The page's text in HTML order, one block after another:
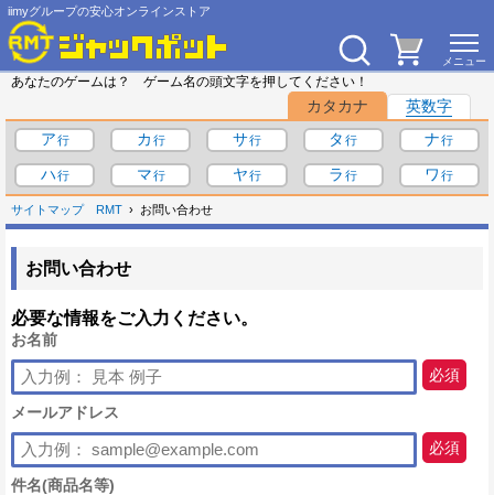
iimyグループの安心オンラインストア
あなたのゲームは？ ゲーム名の頭文字を押してください！
カタカナ
英数字
ア
カ サ タ
ナ
ハ
マ ヤ ラ ワ
サイトマップ RMT お問い合わせ
お問い合わせ
必要な情報をご入力ください。
お名前
必須
メールアドレス
必須
件名(商品名等)